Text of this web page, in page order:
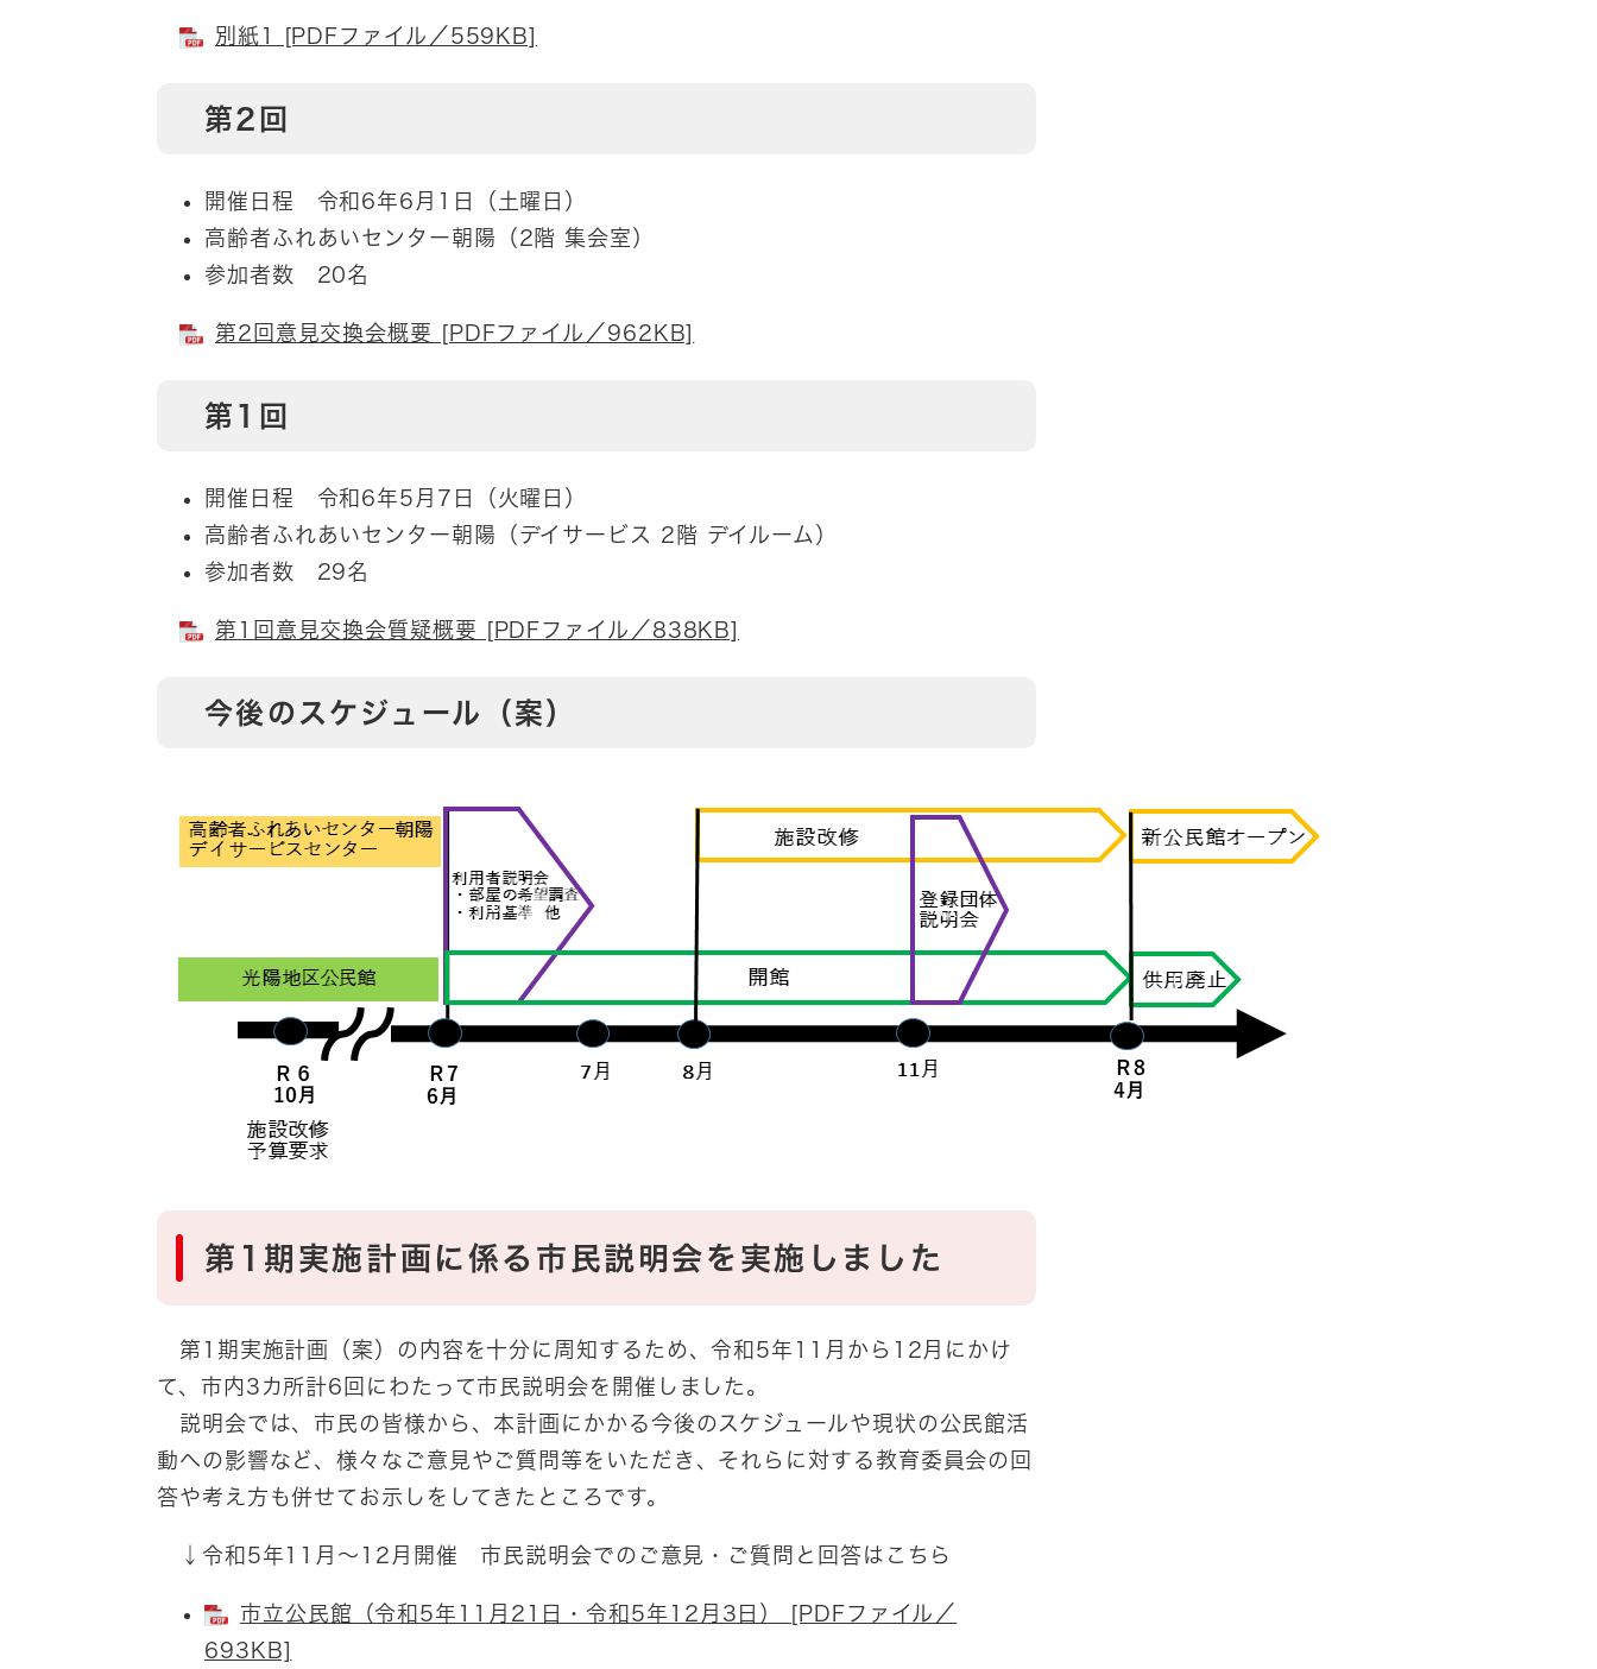
別紙1 [PDFファイル／559KB]
第2回
開催日程 令和6年6月1日（土曜日）
高齢者ふれあいセンター朝陽（2階 集会室）
参加者数 20名
第2回意見交換会概要 [PDFファイル／962KB]
第1回
開催日程 令和6年5月7日（火曜日）
高齢者ふれあいセンター朝陽（デイサービス 2階 デイルーム）
参加者数 29名
第1回意見交換会質疑概要 [PDFファイル／838KB]
今後のスケジュール（案）
第1期実施計画に係る市民説明会を実施しました
第1期実施計画（案）の内容を十分に周知するため、令和5年11月から12月にかけ
て、市内3カ所計6回にわたって市民説明会を開催しました。
説明会では、市民の皆様から、本計画にかかる今後のスケジュールや現状の公民館活
動への影響など、様々なご意見やご質問等をいただき、それらに対する教育委員会の回
答や考え方も併せてお示しをしてきたところです。
↓令和5年11月～12月開催 市民説明会でのご意見・ご質問と回答はこちら
市立公民館（令和5年11月21日・令和5年12月3日） [PDFファイル／
693KB]